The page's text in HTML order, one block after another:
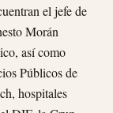
el jefe de
Morán
así como
Públicos de
hospitales